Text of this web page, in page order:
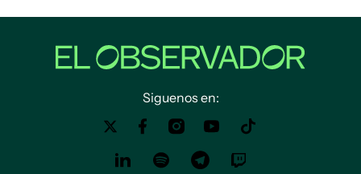
Siguenos en: